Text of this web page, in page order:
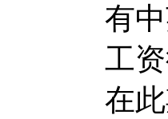
有
工
在